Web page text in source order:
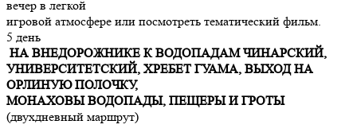
вечер в легкой
игровой атмосфере или посмотреть тематический фильм.
5 день
НА ВНЕДОРОЖНИКЕ К ВОДОПАДАМ ЧИНАРСКИЙ,
УНИВЕРСИТЕТСКИЙ, ХРЕБЕТ ГУАМА, ВЫХОД НА
ОРЛИНУЮ ПОЛОЧКУ,
МОНАХОВЫ ВОДОПАДЫ, ПЕЩЕРЫ И ГРОТЫ
(двухдневный маршрут)